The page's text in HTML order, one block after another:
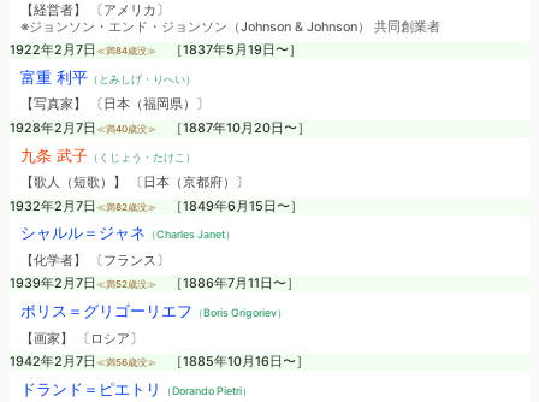
【経営者】 〔アメリカ〕
※ジョンソン・エンド・ジョンソン（Johnson & Johnson） 共同創業者
1922年2月7日 ≪満84歳没≫ ［1837年5月19日〜］
富重 利平（とみしげ・りへい）
【写真家】 〔日本（福岡県）〕
1928年2月7日 ≪満40歳没≫ ［1887年10月20日〜］
九条 武子（くじょう・たけこ）
【歌人（短歌）】 〔日本（京都府）〕
1932年2月7日 ≪満82歳没≫ ［1849年6月15日〜］
シャルル＝ジャネ （Charles Janet）
【化学者】 〔フランス〕
1939年2月7日 ≪満52歳没≫ ［1886年7月11日〜］
ボリス＝グリゴーリエフ （Boris Grigoriev）
【画家】 〔ロシア〕
1942年2月7日 ≪満56歳没≫ ［1885年10月16日〜］
ドランド＝ピエトリ （Dorando Pietri）